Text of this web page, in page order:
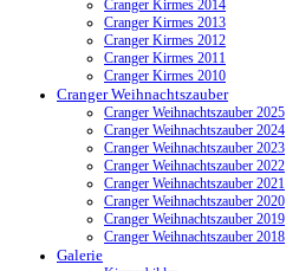
Cranger Kirmes 2014
Cranger Kirmes 2013
Cranger Kirmes 2012
Cranger Kirmes 2011
Cranger Kirmes 2010
Cranger Weihnachtszauber
Cranger Weihnachtszauber 2025
Cranger Weihnachtszauber 2024
Cranger Weihnachtszauber 2023
Cranger Weihnachtszauber 2022
Cranger Weihnachtszauber 2021
Cranger Weihnachtszauber 2020
Cranger Weihnachtszauber 2019
Cranger Weihnachtszauber 2018
Galerie